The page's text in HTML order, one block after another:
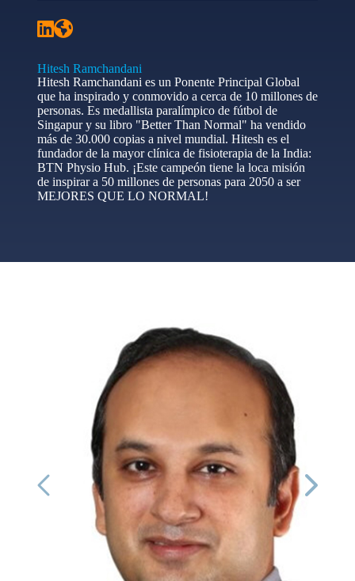
Hitesh Ramchandani
Hitesh Ramchandani es un Ponente Principal Global
que ha inspirado y conmovido a cerca de 10 millones de
personas. Es medallista paralímpico de fútbol de
Singapur y su libro "Better Than Normal" ha vendido
más de 30.000 copias a nivel mundial. Hitesh es el
fundador de la mayor clínica de fisioterapia de la India:
BTN Physio Hub. ¡Este campeón tiene la loca misión
de inspirar a 50 millones de personas para 2050 a ser
MEJORES QUE LO NORMAL!